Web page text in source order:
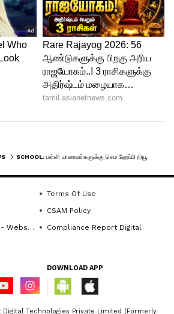
செப்டம்பர் 17 முதல் 25ம்
4ம் தேதி வரை
வருகிறது. மொத்தம்
கிடைக்கிறது.
Terms Of Use
CSAM Policy
Compliance Report Digital
DOWNLOAD APP
Technologies Private Limited (Formerly